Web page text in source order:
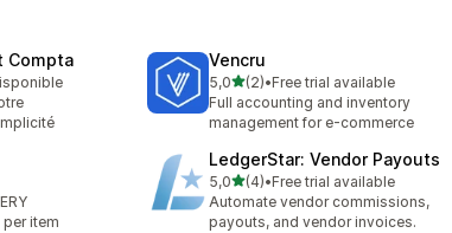
Compta Vencru
5,0av 5 stjerner
(2)
Totalt 2 omtaler
•Free trial available
Full accounting and inventory
management for e-commerce
item
LedgerStar: Vendor Payouts
5,0av 5 stjerner
(4)
Totalt 4 omtaler
•Free trial available
Automate vendor commissions,
payouts, and vendor invoices.